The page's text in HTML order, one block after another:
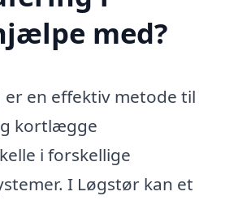
med?
en effektiv metode til
kortlægge
i forskellige
I Løgstør kan et